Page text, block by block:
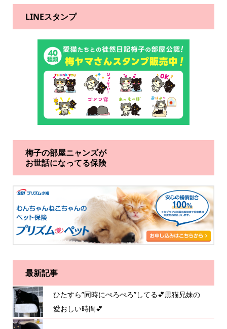
LINEスタンプ
梅子の部屋ニャンズが
お世話になってる保険
最新記事
ひたすら”同時にぺろぺろ”してる💕黒猫兄妹の
愛おしい時間💕